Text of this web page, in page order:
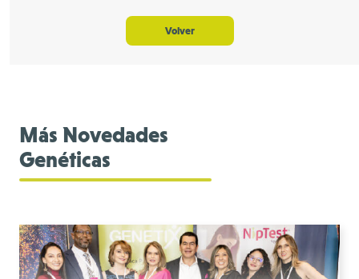
Volver
Más Novedades
Genéticas